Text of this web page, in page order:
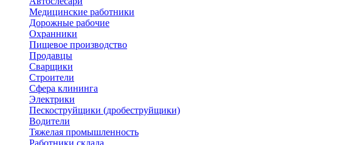
Медицинские работники
Дорожные рабочие
Охранники
Пищевое производство
Продавцы
Сварщики
Строители
Сфера клининга
Электрики
Пескоструйщики (дробеструйщики)
Водители
Тяжелая промышленность
Работники склада